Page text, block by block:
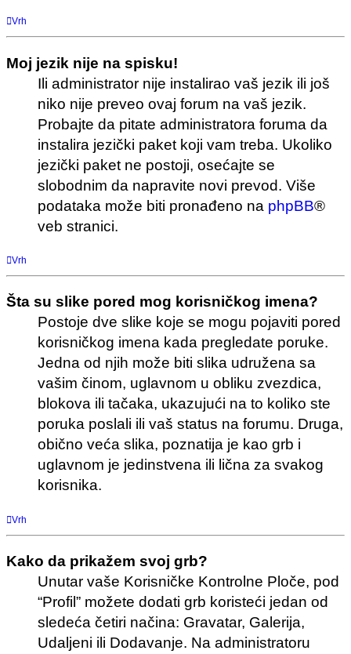
Vrh
Moj jezik nije na spisku!
Ili administrator nije instalirao vaš jezik ili još
niko nije preveo ovaj forum na vaš jezik.
Probajte da pitate administratora foruma da
instalira jezički paket koji vam treba. Ukoliko
jezički paket ne postoji, osećajte se
slobodnim da napravite novi prevod. Više
podataka može biti pronađeno na phpBB®
veb stranici.
Vrh
Šta su slike pored mog korisničkog imena?
Postoje dve slike koje se mogu pojaviti pored
korisničkog imena kada pregledate poruke.
Jedna od njih može biti slika udružena sa
vašim činom, uglavnom u obliku zvezdica,
blokova ili tačaka, ukazujući na to koliko ste
poruka poslali ili vaš status na forumu. Druga,
obično veća slika, poznatija je kao grb i
uglavnom je jedinstvena ili lična za svakog
korisnika.
Vrh
Kako da prikažem svoj grb?
Unutar vaše Korisničke Kontrolne Ploče, pod
“Profil” možete dodati grb koristeći jedan od
sledeća četiri načina: Gravatar, Galerija,
Udaljeni ili Dodavanje. Na administratoru